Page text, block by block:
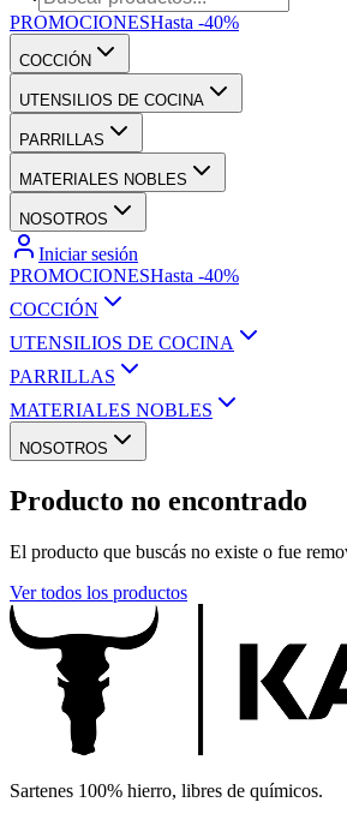
PROMOCIONESHasta -40%
COCCIÓN
UTENSILIOS DE COCINA
PARRILLAS
MATERIALES NOBLES
NOSOTROS
Iniciar sesión
PROMOCIONESHasta -40%
COCCIÓN
UTENSILIOS DE COCINA
PARRILLAS
MATERIALES NOBLES
NOSOTROS
Producto no encontrado
El producto que buscás no existe o fue
Ver todos los productos
Sartenes 100% hierro, libres de químicos.